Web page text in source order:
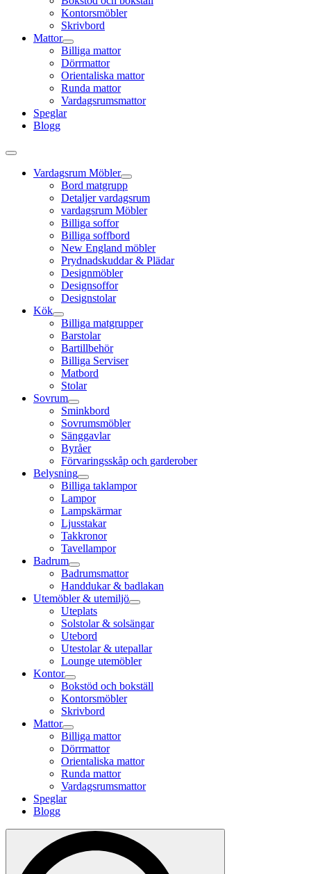
Kontorsmöbler
Skrivbord
Mattor
Billiga mattor
Dörrmattor
Orientaliska mattor
Runda mattor
Vardagsrumsmattor
Speglar
Blogg
Vardagsrum Möbler
Bord matgrupp
Detaljer vardagsrum
vardagsrum Möbler
Billiga soffor
Billiga soffbord
New England möbler
Prydnadskuddar & Plädar
Designmöbler
Designsoffor
Designstolar
Kök
Billiga matgrupper
Barstolar
Bartillbehör
Billiga Serviser
Matbord
Stolar
Sovrum
Sminkbord
Sovrumsmöbler
Sänggavlar
Byråer
Förvaringsskåp och garderober
Belysning
Billiga taklampor
Lampor
Lampskärmar
Ljusstakar
Takkronor
Tavellampor
Badrum
Badrumsmattor
Handdukar & badlakan
Utemöbler & utemiljö
Uteplats
Solstolar & solsängar
Utebord
Utestolar & utepallar
Lounge utemöbler
Kontor
Bokstöd och bokställ
Kontorsmöbler
Skrivbord
Mattor
Billiga mattor
Dörrmattor
Orientaliska mattor
Runda mattor
Vardagsrumsmattor
Speglar
Blogg